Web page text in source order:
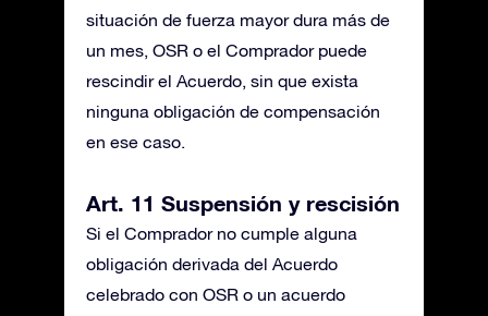
situación de fuerza mayor dura más de
un mes, OSR o el Comprador puede
rescindir el Acuerdo, sin que exista
ninguna obligación de compensación
en ese caso.
Art. 11 Suspensión y rescisión
Si el Comprador no cumple alguna
obligación derivada del Acuerdo
celebrado con OSR o un acuerdo